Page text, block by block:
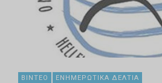
ΒΊΝΤΕΟ ΕΝΗΜΕΡΩΤΙΚΆ ΔΕΛΤΊΑ